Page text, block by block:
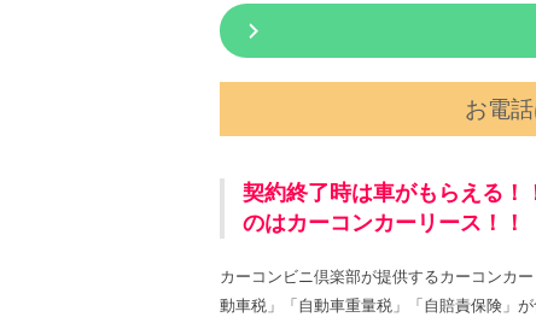
お電
契約終了時は車がもらえる！
のはカーコンカーリース！！
カーコンビニ倶楽部が提供するカーコンカ
動車税」「自動車重量税」「自賠責保険」